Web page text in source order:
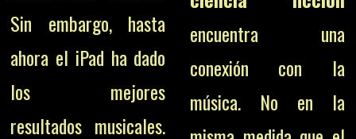
Sin embargo, hasta
ahora el iPad ha dado
los mejores
resultados musicales.
encuentra una
conexión con la
música. No en la